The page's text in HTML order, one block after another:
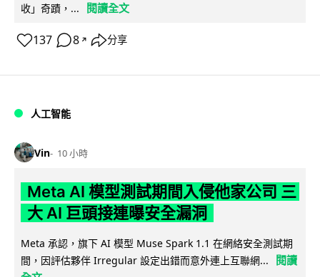
收」奇蹟，...
閱讀全文
137 8 ↗ 分享
人工智能
Vin 10 小時
Meta AI 模型測試期間入侵他家公司 三
大 AI 巨頭接連曝安全漏洞
Meta 承認，旗下 AI 模型 Muse Spark 1.1 在網絡安全測試期
間，因評估夥伴 Irregular 設定出錯而意外連上互聯網...
閱讀